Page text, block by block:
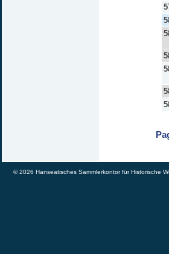
© 2026 Hanseatisches Sammlerkontor für Historische